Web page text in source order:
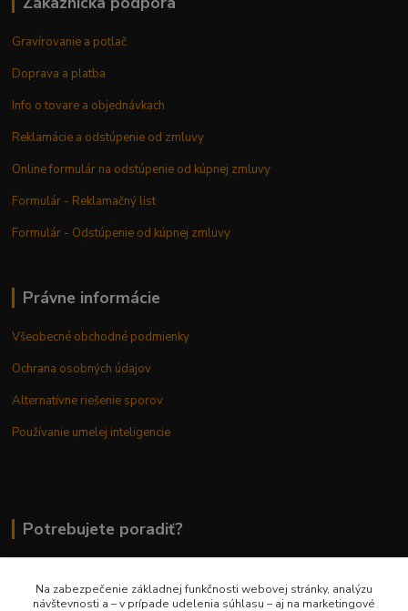
Gravírovanie a potlač
Doprava a platba
Info o tovare a objednávkach
Reklamácie a odstúpenie od zmluvy
Online formulár na odstúpenie od kúpnej zmluvy
Formulár - Reklamačný list
Formulár - Odstúpenie od kúpnej zmluvy
Právne informácie
Všeobecné obchodné podmienky
Ochrana osobných údajov
Alternatívne riešenie sporov
Používanie umelej inteligencie
Potrebujete poradiť?
0948 236 042
Na zabezpečenie základnej funkčnosti webovej stránky, analýzu
návštevnosti a – v prípade udelenia súhlasu – aj na marketingové